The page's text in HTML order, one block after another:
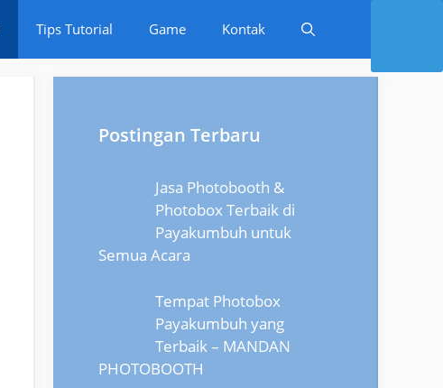
Tips Tutorial Game Kontak
Postingan Terbaru
Jasa Photobooth &
Photobox Terbaik di
Payakumbuh untuk
Semua Acara
Tempat Photobox
Payakumbuh yang
Terbaik – MANDAN
PHOTOBOOTH